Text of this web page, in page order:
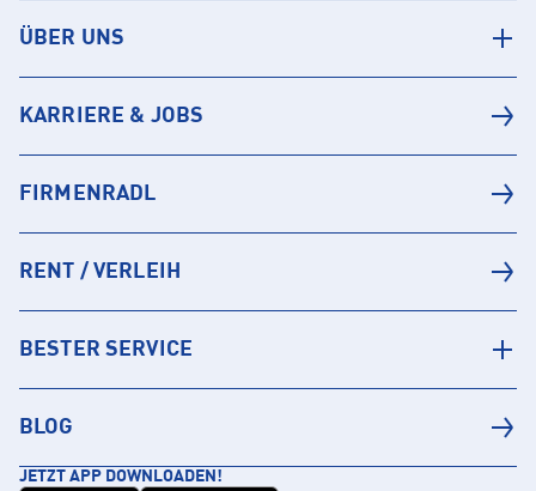
ÜBER UNS
KARRIERE & JOBS
FIRMENRADL
RENT / VERLEIH
BESTER SERVICE
BLOG
JETZT APP DOWNLOADEN!